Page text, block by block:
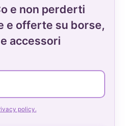
e non perderti
e offerte su borse,
accessori
policy.